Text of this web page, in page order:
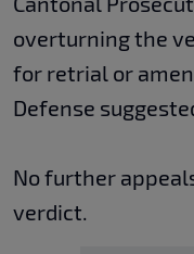
overturning the
for retrial or
Defense
No further
verdict.